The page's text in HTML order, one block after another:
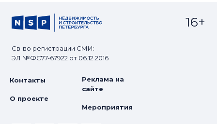
Св-во регистрации СМИ:
ЭЛ №ФС77-67922 от 06.12.2016
16+
Контакты
О проекте
Реклама на
сайте
Мероприятия